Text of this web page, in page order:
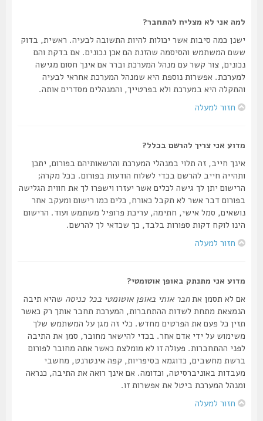
למה אני לא מצליח להתחבר?
ישנן כמה סיבות אשר יכולות להיות התשובה לבעיה. ראשית, בדוק
ששם המשתמש והסיסמה שהזנת הם אכן נכונים. אם בדקת והם
נכונים, צור קשר עם מנהל המערכת וברר אם אינך חסום מגישה
למערכת. אפשרות נוספת היא שמנהל המערכת אחראי לבעיה
והתקלה היא במערכת ולא בפרטייך, והמנהלים מסדרים אותה.
חזור למעלה
מדוע אני צריך להרשם בכלל?
אינך חייב, זה תלוי במנהלי המערכת והרשאותיהם בפורום, יתכן
ותהייה חייב להרשם בכדי לשלוח הודעות בפורום. בכל מקרה;
הרישום יתן לך גישה לכלים אשר יעזרו וישפרו לך את חווית הגלישה
בפורום דבר אשר לא תקבל כאורח, כלים כמו רישום ומעקב אחר
נושאים, סמל אישי, חתימה, עריכת פרופיל משתמש ועוד. הרישום
הינו לוקח דקות ספורות בלבד, כך שכדאי לך להרשם.
חזור למעלה
מדוע אני מתנתק באופן אוטומטי?
אם לא תסמן אתחבר אותי באופן אוטומטי בכל כניסהשהיא תיבה
הנמצאת מתחת לשדות ההתחברות, המערכת תחבר אותך רק כאשר
תזין כל פעם את הפרטים מחדש. כלי זה מגן על המשתמש שלך
משימוש על ידי אדם אחר. בכדי להישאר מחובר, סמן את התיבה
לפני ההתחברות. פעולה זו לא מומלצת כאשר אתה מחובר לפורום
ברשת מחשבים, כדוגמא בסיפריות, קפה אינטרנט, מחשבי
מעבדות באוניברסיטה, וכדומה. אם אינך רואה את התיבה, כנראה
ומנהל המערכת ביטל את אפשרות זו.
חזור למעלה